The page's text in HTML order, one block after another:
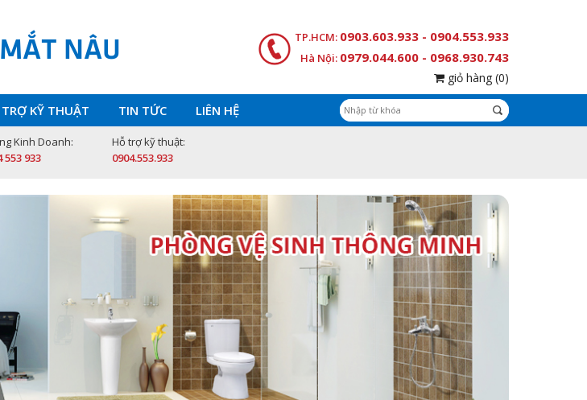
MẮT NÂU TP.HCM: 0903.603.933 - 0904.553.933
Hà Nội: 0979.044.600 - 0968.930.743
giỏ hàng (0)
KỸ THUẬT TIN TỨC LIÊN HỆ
Kinh Doanh:
553 933
Hỗ trợ kỹ thuật:
0904.553.933